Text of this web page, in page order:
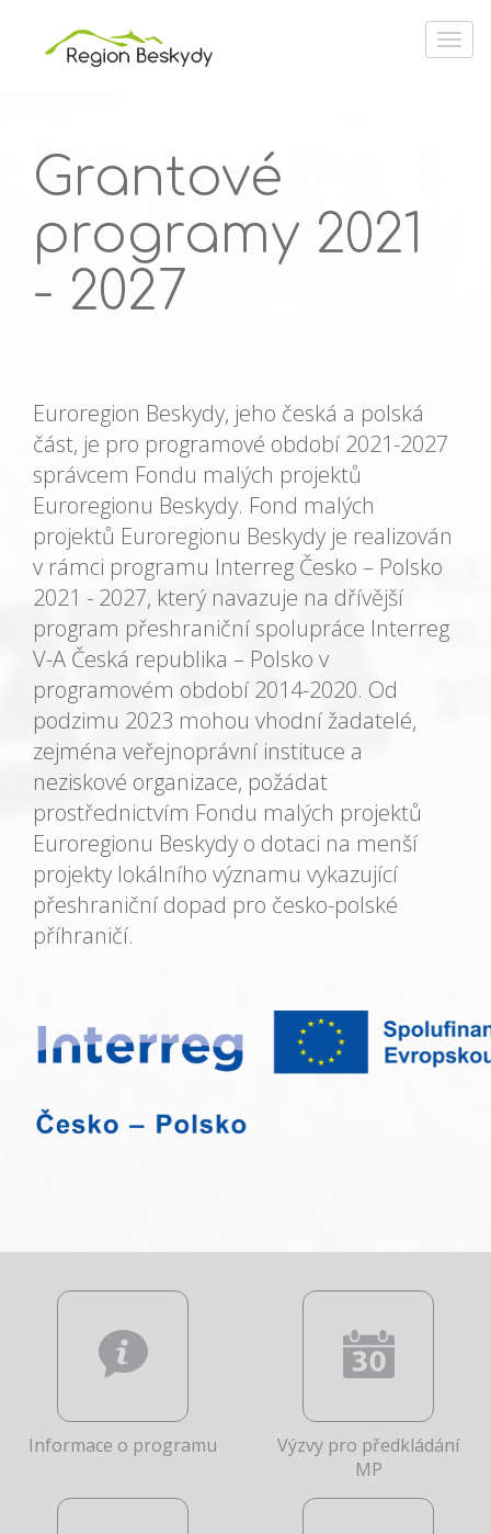
Grantové
programy 2021
- 2027
Euroregion Beskydy, jeho česká a polská
část, je pro programové období 2021-2027
správcem Fondu malých projektů
Euroregionu Beskydy. Fond malých
projektů Euroregionu Beskydy je realizován
v rámci programu Interreg Česko – Polsko
2021 - 2027, který navazuje na dřívější
program přeshraniční spolupráce Interreg
V-A Česká republika – Polsko v
programovém období 2014-2020. Od
podzimu 2023 mohou vhodní žadatelé,
zejména veřejnoprávní instituce a
neziskové organizace, požádat
prostřednictvím Fondu malých projektů
Euroregionu Beskydy o dotaci na menší
projekty lokálního významu vykazující
přeshraniční dopad pro česko-polské
příhraničí.
Informace o programu
Výzvy pro předkládání
MP